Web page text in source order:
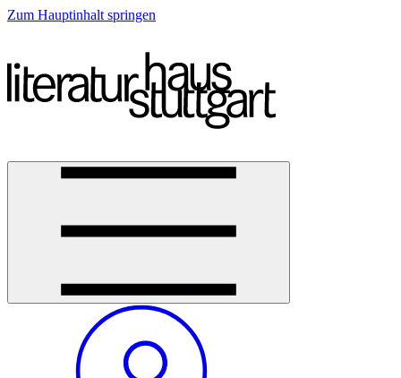
Zum Hauptinhalt springen